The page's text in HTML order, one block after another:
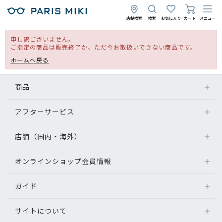
店舗検索 検索 お気に入り カート メニュー
申し訳ございません。
ご指定の商品は販売終了か、ただ今お取扱いできない商品です。
ホームへ戻る
商品
アフターサービス
店舗（国内・海外）
オンラインショップ会員情報
ガイド
サイトについて